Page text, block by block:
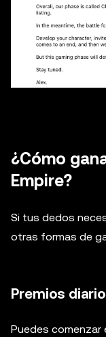
¿Cómo
Empire?
Si tus dedos
otras formas de
Premios
Puedes comenzar